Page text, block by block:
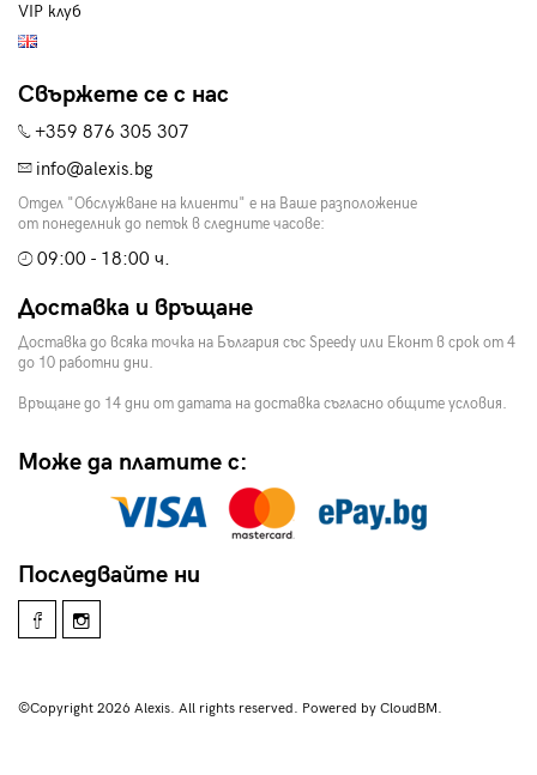
VIP клуб
Свържете се с нас
+359 876 305 307
info@alexis.bg
Отдел "Обслужване на клиенти" е на Ваше разположение
от понеделник до петък в следните часове:
09:00 - 18:00 ч.
Доставка и връщане
Доставка до всяка точка на България със Speedy или Еконт в срок от 4
до 10 работни дни.
Връщане до 14 дни от датата на доставка съгласно общите условия.
Може да платите с:
Последвайте ни
©Copyright 2026 Alexis. All rights reserved. Powered by CloudBM.